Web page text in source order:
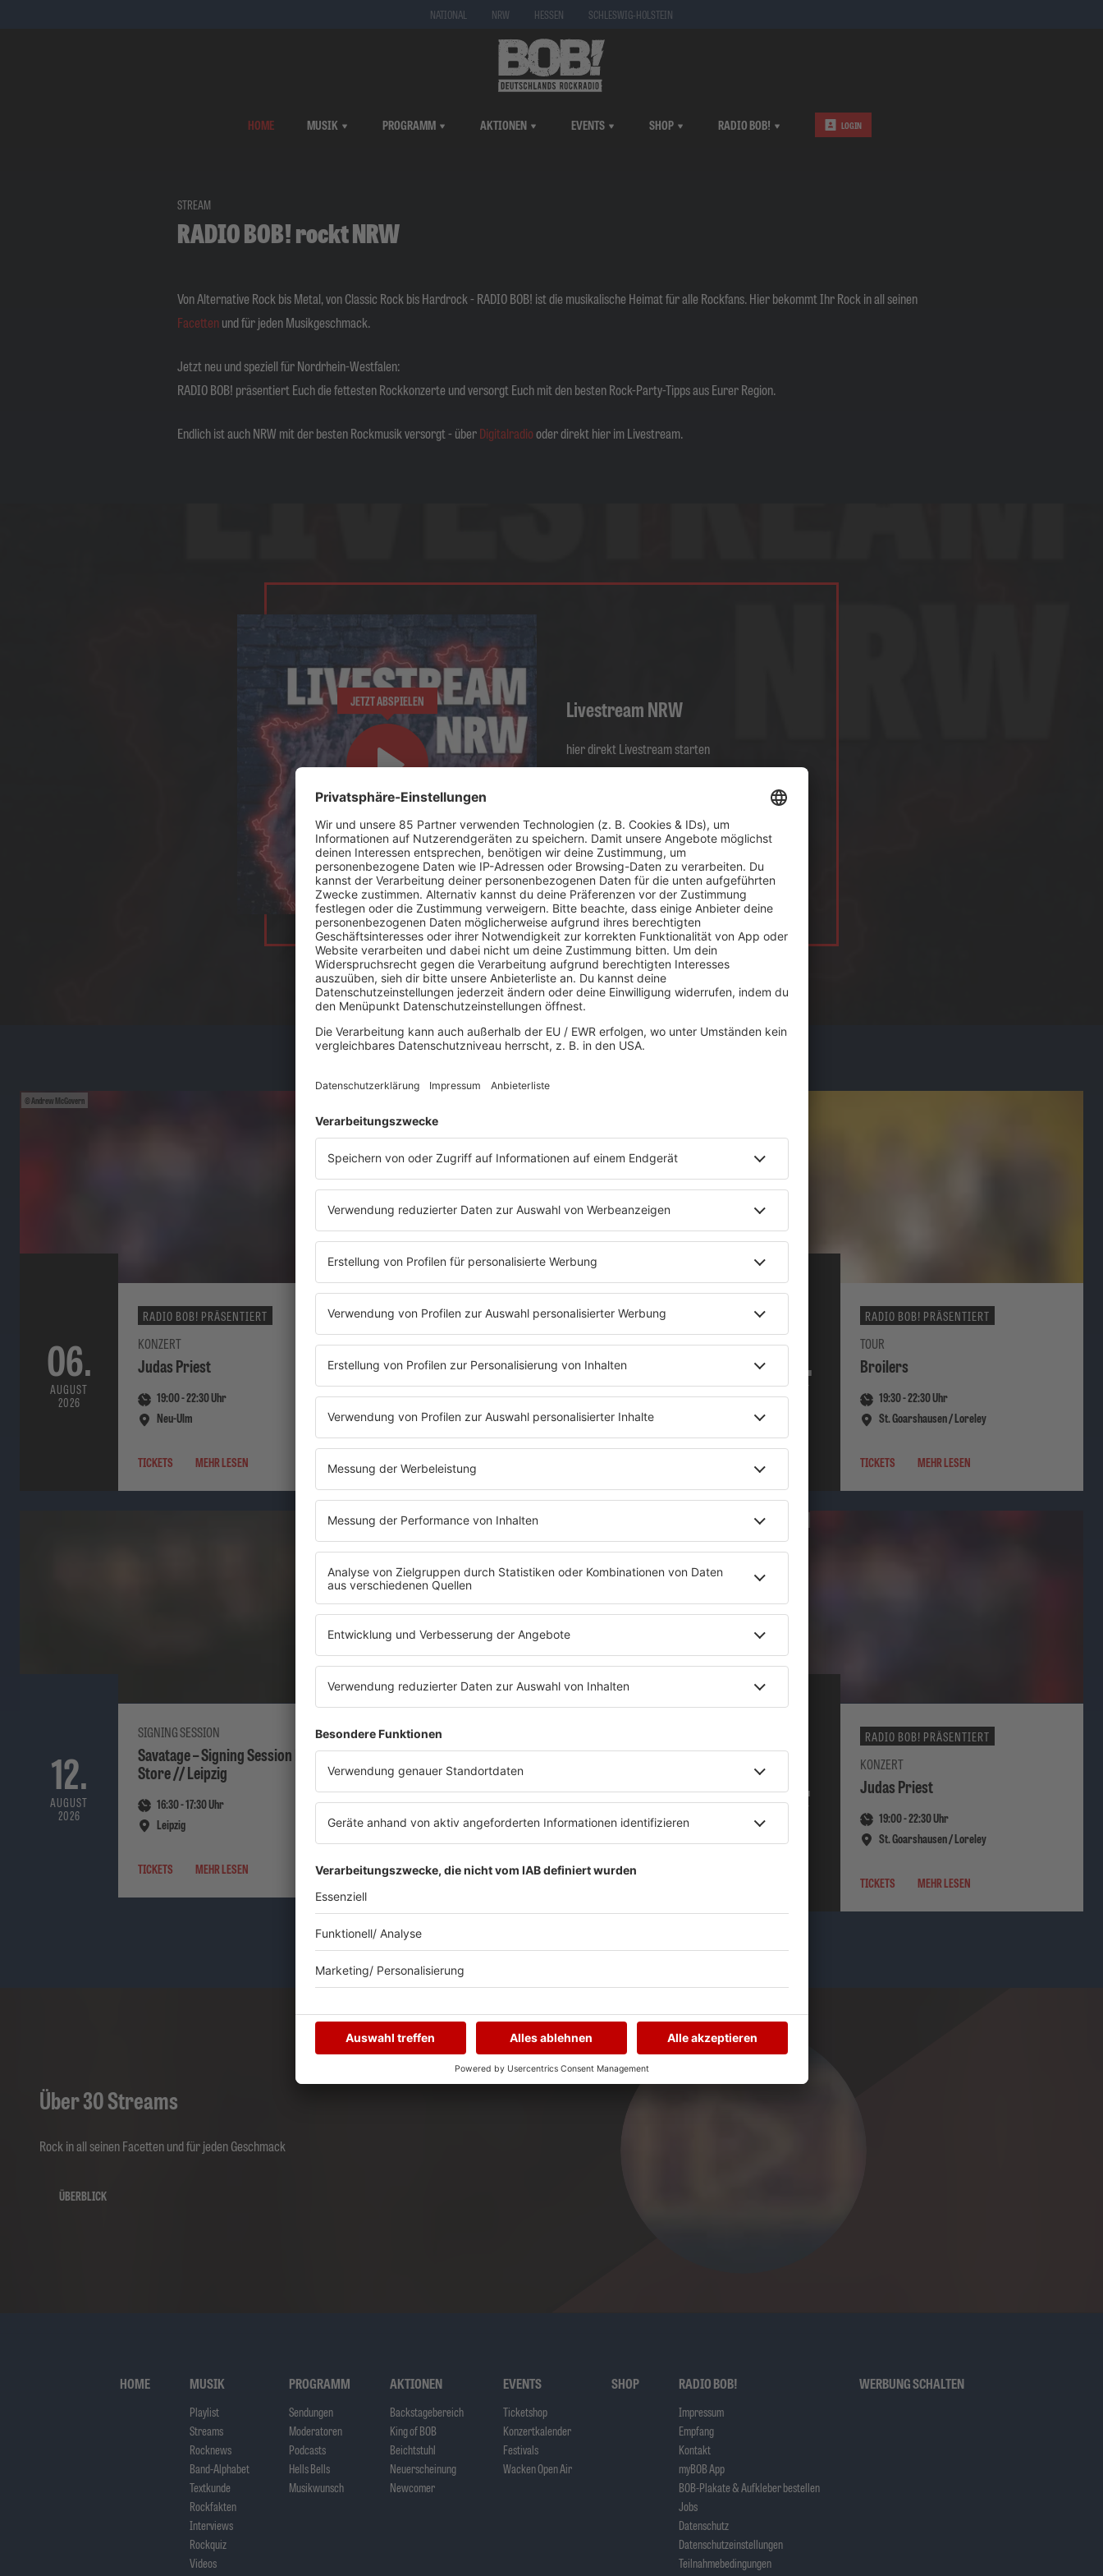
NATIONAL NRW HESSEN SCHLESWIG-HOLSTEIN
HOME MUSIK PROGRAMM AKTIONEN EVENTS SHOP RADIO BOB! LOGIN
STREAM
RADIO BOB! rockt NRW
Von Alternative Rock bis Metal, von Classic Rock bis Hardrock - RADIO BOB! ist die musikalische Heimat für alle Rockfans. Hier bekommt Ihr Rock in all seinen
Facettenund für jeden Musikgeschmack.
Jetzt neu und speziell für Nordrhein-Westfalen:
RADIO BOB! präsentiert Euch die fettesten Rockkonzerte und versorgt Euch mit den besten Rock-Party-Tipps aus Eurer Region.
Endlich ist auch NRW mit der besten Rockmusik versorgt - überDigitalradiooder direkt hier im Livestream.
JETZT ABSPIELEN Livestream NRW
hier direkt Livestream starten
Loverboy mit Turn Me Loose
Konzertkalender
Andrew McGovern
06.
AUGUST
2026
RADIO BOB! PRÄSENTIERT
KONZERT
Judas Priest
19:00-22:30Uhr
Neu-Ulm
TICKETS MEHR LESEN
07.
AUGUST
2026
RADIO BOB! PRÄSENTIERT
KONZERT
Opeth
20:00-22:30Uhr
Gelsenkirchen
08.
AUGUST
2026
RADIO BOB! PRÄSENTIERT
TOUR
Broilers
19:30-22:30Uhr
St. Goarshausen / Loreley
TICKETS MEHR LESEN
12.
AUGUST
2026
SIGNING SESSION
Savatage – Signing Session EMP
Store // Leipzig
16:30-17:30Uhr
Leipzig
TICKETS MEHR LESEN
21.
2026
KONZERT
Deine Cousine
20:00 -22:30Uhr
Andrew McGovern
23.
AUGUST
RADIO BOB! PRÄSENTIERT
KONZERT
Judas Priest
19:00-22:30Uhr
St. Goarshausen / Loreley
TICKETS MEHR LESEN
WEITERE PRÄSENTATIONEN
Über 30 Streams
Rock in all seinen Facetten und für jeden Geschmack
ÜBERBLICK
HOME MUSIK
Playlist
Streams
Rocknews
Band-Alphabet
Textkunde
Rockfakten
Interviews
Rockquiz
Videos
PROGRAMM
Sendungen
Moderatoren
Podcasts
Hells Bells
Musikwunsch
AKTIONEN
Backstagebereich
King of BOB
Beichtstuhl
Neuerscheinung
Newcomer
EVENTS
Ticketshop
Konzertkalender
Festivals
Wacken Open Air
SHOP RADIO BOB!
Impressum
Empfang
Kontakt
myBOB App
BOB-Plakate & Aufkleber bestellen
Jobs
Datenschutz
Datenschutzeinstellungen
Teilnahmebedingungen
WERBUNG SCHALTEN